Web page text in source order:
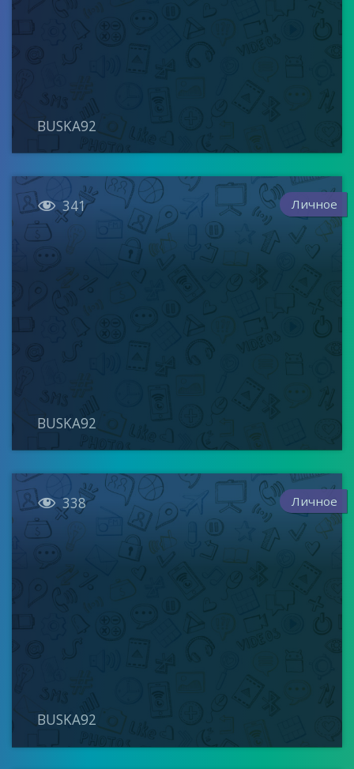
BUSKA92
 341 Личное
BUSKA92
 338 Личное
BUSKA92